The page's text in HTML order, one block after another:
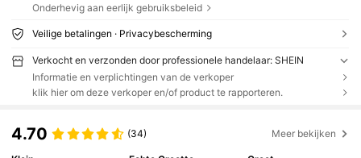
Onderhevig aan eerlijk gebruiksbeleid
Veilige betalingen · Privacybescherming
Verkocht en verzonden door professionele handelaar: SHEIN
Informatie en verplichtingen van de verkoper
klik hier om deze verkoper en/of product te rapporteren.
4.70 (34) Meer bekijken